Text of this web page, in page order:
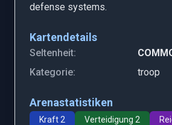
defense systems.
Kartendetails
Seltenheit:
Kategorie:
troop
Arenastatistiken
Kraft 2 Verteidigung 2